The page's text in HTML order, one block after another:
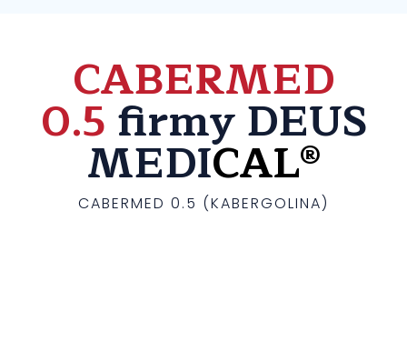
CABERMED
0.5firmy DEUS
MEDICAL®
CABERMED 0.5 (KABERGOLINA)